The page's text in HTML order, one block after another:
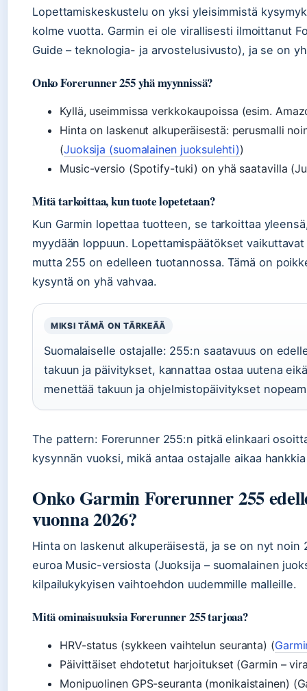
Lopettamiskeskustelu on yksi yleisimmistä
kolme vuotta. Garmin ei ole virallisesti ilmoittanut
Guide – teknologia- ja arvostelusivusto), ja se on
Onko Forerunner 255 yhä myynnissä?
Kyllä, useimmissa verkkokaupoissa (esim.
Hinta on laskenut alkuperäisestä: perusmalli
(Juoksija (suomalainen juoksulehti))
Music-versio (Spotify-tuki) on yhä saatavilla
Mitä tarkoittaa, kun tuote lopetetaan?
Kun Garmin lopettaa tuotteen, se tarkoittaa
myydään loppuun. Lopettamispäätökset
mutta 255 on edelleen tuotannossa. Tämä on
kysyntä on yhä vahvaa.
MIKSI TÄMÄ ON TÄRKEÄÄ
Suomalaiselle ostajalle: 255:n saatavuus on
takuun ja päivitykset, kannattaa ostaa uutena
menettää takuun ja ohjelmistopäivitykset
The pattern: Forerunner 255:n pitkä elinkaari
kysynnän vuoksi, mikä antaa ostajalle aikaa
Onko Garmin Forerunner 255
vuonna 2026?
Hinta on laskenut alkuperäisestä, ja se on nyt noin
euroa Music-versiosta (Juoksija – suomalainen
kilpailukykyisen vaihtoehdon uudemmille malleille.
Mitä ominaisuuksia Forerunner 255 tarjoaa?
HRV-status (sykkeen vaihtelun seuranta) (
Päivittäiset ehdotetut harjoitukset (Garmin –
Monipuolinen GPS-seuranta (monikaistainen)